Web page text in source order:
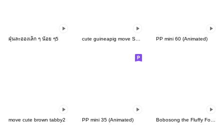
ฝุ่นละอองเล็ก ๆ น้อย ๆ5 cute guineapig move Sticker3 PP mini 60 (Animated)
move cute brown tabby2 PP mini 35 (Animated) Bobosong the Fluffy Fox 10